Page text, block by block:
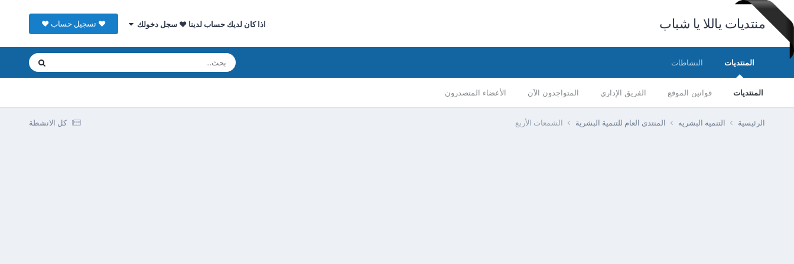
منتديات ياللا يا شباب اذا كان لديك حساب لدينا ♥ سجل دخولك ♥ تسجيل حساب ♥
المنتديات
المنتديات قوانين الموقع الفريق الإداري المتواجدون الآن الأعضاء المتصدرون
النشاطات
كل الانشطة الرئيسية التنميه البشريه المنتدى العام للتنمية البشرية الشمعات الأربع